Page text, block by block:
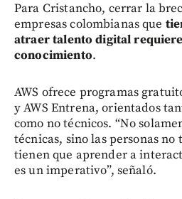
Para Cristancho, cerrar la
empresas colombianas que
atraer talento digital
conocimiento.
AWS ofrece programas
y AWS Entrena, orientados
como no técnicos. “No
técnicas, sino las personas
tienen que aprender a
es un imperativo”, señaló.